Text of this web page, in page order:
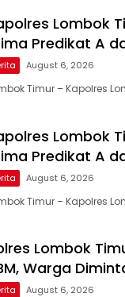
Lombok
Predikat A
August 6, 2026
Timur – Kapolres
Lombok
Predikat A
August 6, 2026
Timur – Kapolres
Lombok
Warga
August 6, 2026